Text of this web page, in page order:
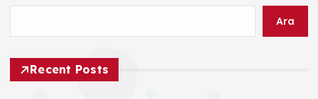
Ara
Recent Posts